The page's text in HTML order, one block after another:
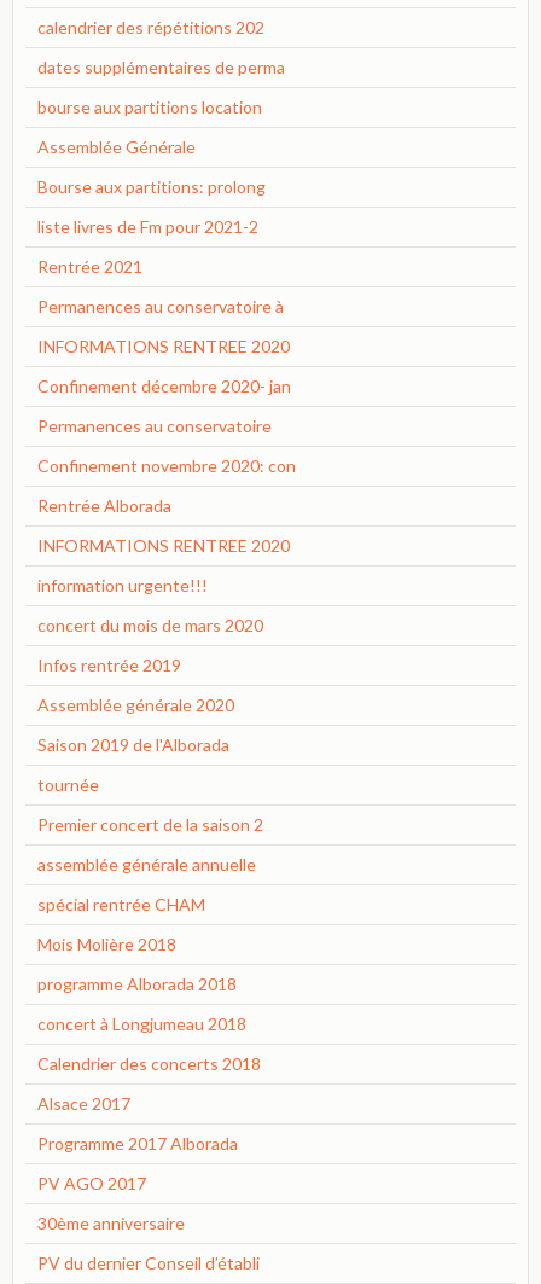
calendrier des répétitions 202
dates supplémentaires de perma
bourse aux partitions location
Assemblée Générale
Bourse aux partitions: prolong
liste livres de Fm pour 2021-2
Rentrée 2021
Permanences au conservatoire à
INFORMATIONS RENTREE 2020
Confinement décembre 2020- jan
Permanences au conservatoire
Confinement novembre 2020: con
Rentrée Alborada
INFORMATIONS RENTREE 2020
information urgente!!!
concert du mois de mars 2020
Infos rentrée 2019
Assemblée générale 2020
Saison 2019 de l'Alborada
tournée
Premier concert de la saison 2
assemblée générale annuelle
spécial rentrée CHAM
Mois Molière 2018
programme Alborada 2018
concert à Longjumeau 2018
Calendrier des concerts 2018
Alsace 2017
Programme 2017 Alborada
PV AGO 2017
30ème anniversaire
PV du dernier Conseil d’établi